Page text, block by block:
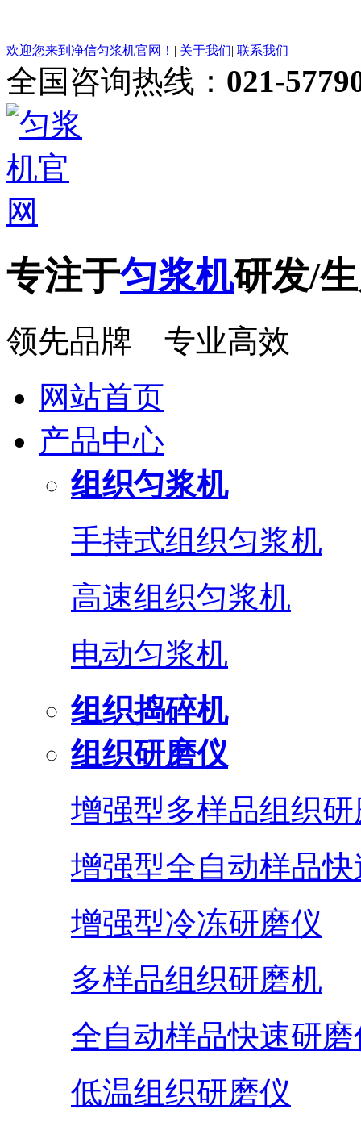
欢迎您来到净信匀浆机官网！ | 关于我们| 联系我们
全国咨询热线： 021-
专注于匀浆机研发/
领先品牌 专业高效
网站首页
产品中心
组织匀浆机
手持式组织匀浆机
高速组织匀浆机
电动匀浆机
组织捣碎机
组织研磨仪
增强型多样品组织
增强型全自动样品
增强型冷冻研磨仪
多样品组织研磨机
全自动样品快速研磨
低温组织研磨仪